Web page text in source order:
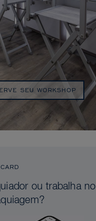
SEU WORKSHOP
ou trabalha no